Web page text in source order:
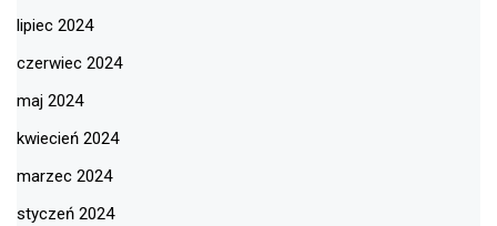
lipiec 2024
czerwiec 2024
maj 2024
kwiecień 2024
marzec 2024
styczeń 2024